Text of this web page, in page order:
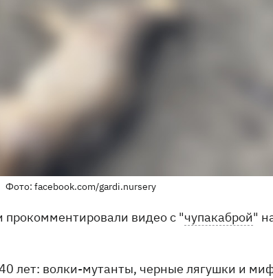
Фото: facebook.com/gardi.nursery
прокомментировали видео с "чупакаброй"
лет: волки-мутанты, черные лягушки и